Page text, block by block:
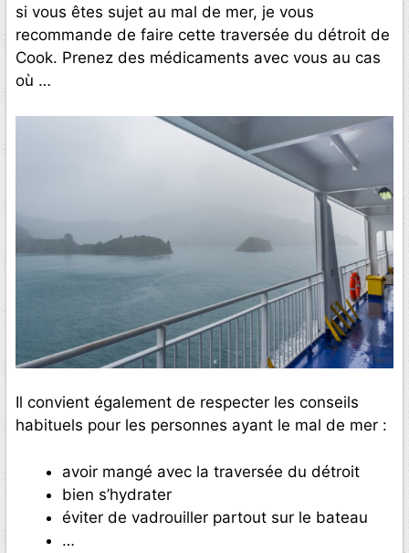
si vous êtes sujet au mal de mer, je vous
recommande de faire cette traversée du détroit de
Cook. Prenez des médicaments avec vous au cas
où …
Il convient également de respecter les conseils
habituels pour les personnes ayant le mal de mer :
avoir mangé avec la traversée du détroit
bien s’hydrater
éviter de vadrouiller partout sur le bateau
…